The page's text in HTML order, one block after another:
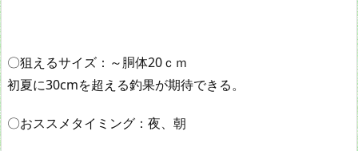
〇狙えるサイズ：～胴体20ｃｍ
初夏に30cmを超える釣果が期待できる。
〇おススメタイミング：夜、朝